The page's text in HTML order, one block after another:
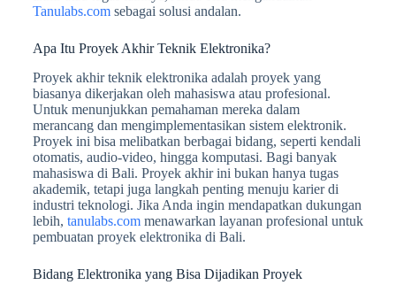
Tanulabs.comsebagai solusi andalan.
Apa Itu Proyek Akhir Teknik Elektronika?
Proyek akhir teknik elektronika adalah proyek yang
biasanya dikerjakan oleh mahasiswa atau profesional.
Untuk menunjukkan pemahaman mereka dalam
merancang dan mengimplementasikan sistem elektronik.
Proyek ini bisa melibatkan berbagai bidang, seperti kendali
otomatis, audio-video, hingga komputasi. Bagi banyak
mahasiswa di Bali. Proyek akhir ini bukan hanya tugas
akademik, tetapi juga langkah penting menuju karier di
industri teknologi. Jika Anda ingin mendapatkan dukungan
lebih, tanulabs.commenawarkan layanan profesional untuk
pembuatan proyek elektronika di Bali.
Bidang Elektronika yang Bisa Dijadikan Proyek